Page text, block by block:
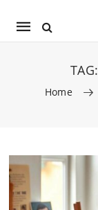
Mobile
TAG:
Home
Skip to content